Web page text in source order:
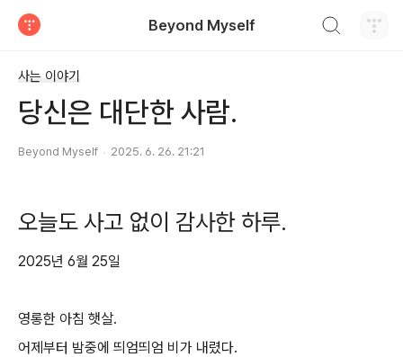
Beyond Myself
사는 이야기
당신은 대단한 사람.
Beyond Myself 2025. 6. 26. 21:21
오늘도 사고 없이 감사한 하루.
2025년 6월 25일
영롱한 아침 햇살.
어제부터 밤중에 띄엄띄엄 비가 내렸다.